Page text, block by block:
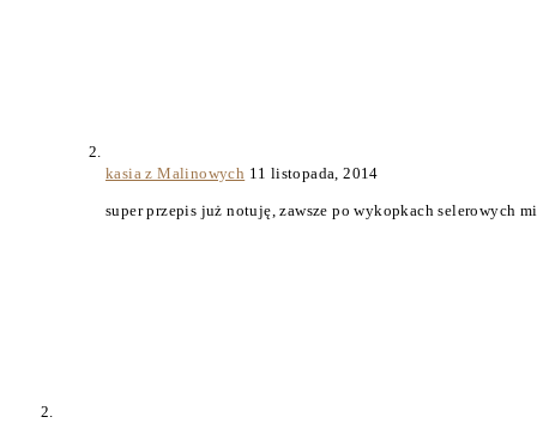
kasia z Malinowych 11 listopada, 2014
super przepis już notuję, zawsze po wykopkach selerowych